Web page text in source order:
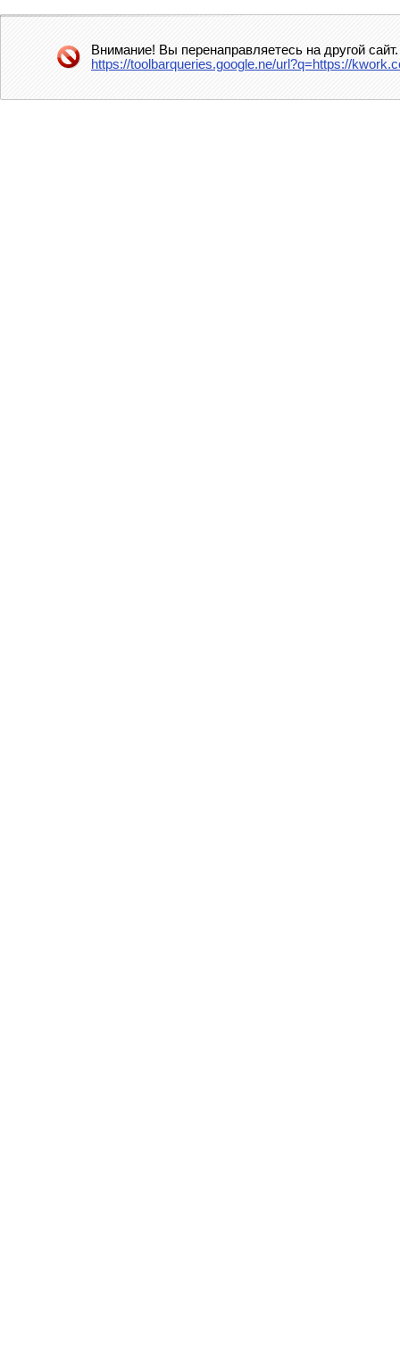
Внимание! Вы перенаправляетесь на другой
https://toolbarqueries.google.ne/url?q=https://